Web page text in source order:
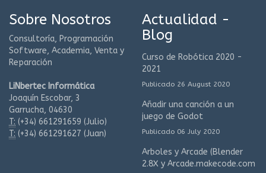
Sobre Nosotros
Consultoría, Programación
Software, Academia, Venta y
Reparación
LiNbertec Informática
Joaquín Escobar, 3
Garrucha, 04630
T: (+34) 661291659 (Julio)
T: (+34) 661291627 (Juan)
Actualidad -
Blog
Curso de Robótica 2020 -
2021
Publicado 26 August 2020
Añadir una canción a un
juego de Godot
Publicado 06 July 2020
Arboles y Arcade (Blender
2.8X y Arcade.makecode.com